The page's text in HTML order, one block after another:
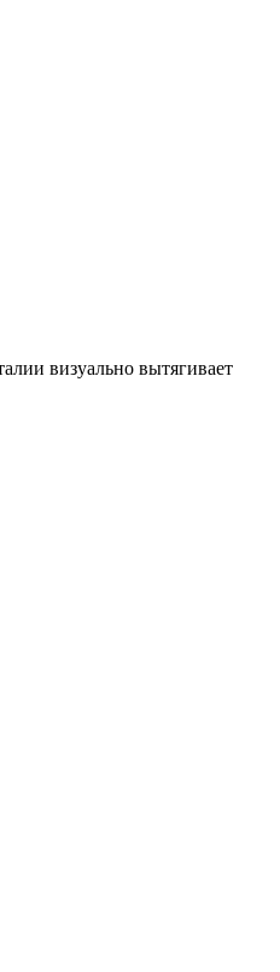
визуально вытягивает